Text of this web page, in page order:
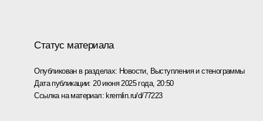
Статус материала
Опубликован в разделах: Новости, Выступления и стенограммы
Дата публикации: 20 июня 2025 года, 20:50
Ссылка на материал: kremlin.ru/d/77223